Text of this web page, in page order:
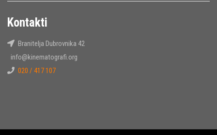
Kontakti
Branitelja Dubrovnika 42
info@kinematografi.org
020 / 417 107